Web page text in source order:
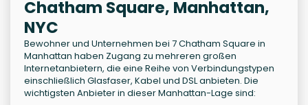
Chatham Square, Manhattan,
NYC
Bewohner und Unternehmen bei 7 Chatham Square in
Manhattan haben Zugang zu mehreren großen
Internetanbietern, die eine Reihe von Verbindungstypen
einschließlich Glasfaser, Kabel und DSL anbieten. Die
wichtigsten Anbieter in dieser Manhattan-Lage sind: